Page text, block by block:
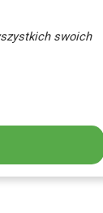
swoich